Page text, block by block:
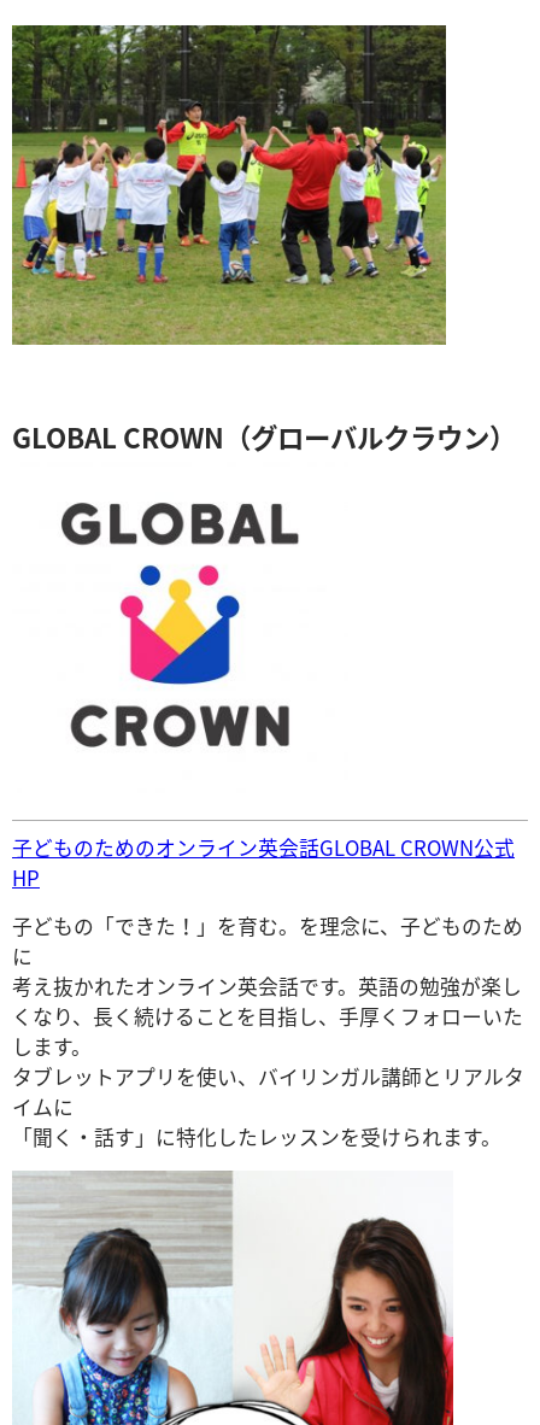
GLOBAL CROWN（グローバルクラウン）
子どものためのオンライン英会話GLOBAL CROWN公式
HP
子どもの「できた！」を育む。を理念に、子どものため
に
考え抜かれたオンライン英会話です。英語の勉強が楽し
くなり、長く続けることを目指し、手厚くフォローいた
します。
タブレットアプリを使い、バイリンガル講師とリアルタ
イムに
「聞く・話す」に特化したレッスンを受けられます。